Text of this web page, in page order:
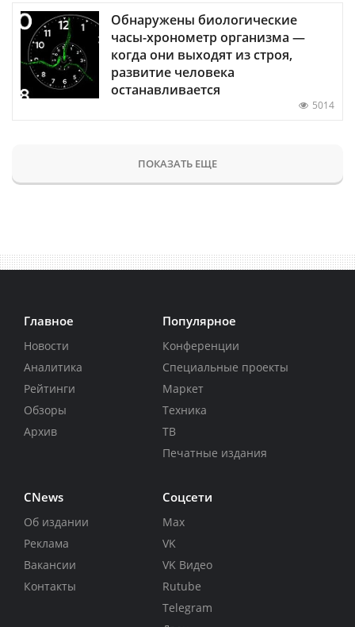
Обнаружены биологические
часы-хронометр организма —
когда они выходят из строя,
развитие человека
останавливается
5014
ПОКАЗАТЬ ЕЩЕ
Главное
Новости
Аналитика
Рейтинги
Обзоры
Архив
Популярное
Конференции
Специальные проекты
Маркет
Техника
ТВ
Печатные издания
CNews
Об издании
Реклама
Вакансии
Контакты
Соцсети
Max
VK
VK Видео
Rutube
Telegram